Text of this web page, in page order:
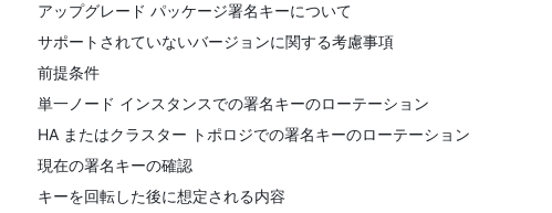
アップグレード パッケージ署名キーについて
サポートされていないバージョンに関する考慮事項
前提条件
単一ノード インスタンスでの署名キーのローテーション
HA またはクラスター トポロジでの署名キーのローテーション
現在の署名キーの確認
キーを回転した後に想定される内容